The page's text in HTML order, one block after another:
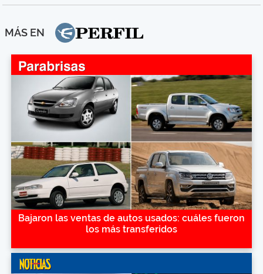
MÁS EN
Bajaron las ventas de autos usados: cuáles fueron
los más transferidos